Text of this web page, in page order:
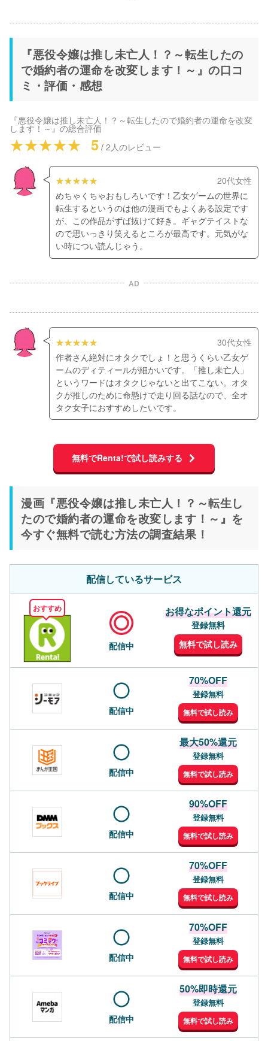
『悪役令嬢は推し未亡人！？～転生したの
で婚約者の運命を改変します！～』の口コ
ミ・評価・感想
『悪役令嬢は推し未亡人！？～転生したので婚約者の運命を改変
します！～』の総合評価
5 / 2 人のレビュー
20代女性
めちゃくちゃおもしろいです！乙女ゲームの世界に
転生するというのは他の漫画でもよくある設定です
が、この作品がずば抜けて好き。ギャグテイストな
ので思いっきり笑えるところが最高です。元気がな
い時につい読んじゃう。
AD
30代女性
作者さん絶対にオタクでしょ！と思うくらい乙女ゲ
ームのディティールが細かいです。「推し未亡人」
というワードはオタクじゃないと出てこない。オタ
クが推しのために命懸けで走り回る話なので、全オ
タク女子におすすめしたいです。
無料でRenta!で試し読みする
漫画『悪役令嬢は推し未亡人！？～転生し
たので婚約者の運命を改変します！～』を
今すぐ無料で読む方法の調査結果！
配信しているサービス
おすすめ
配信中
お得なポイント還元
登録無料
無料で試し読み
配信中
70%OFF
登録無料
無料で試し読み
配信中
最大50%還元
登録無料
無料で試し読み
配信中
90%OFF
登録無料
無料で試し読み
配信中
70%OFF
登録無料
無料で試し読み
配信中
70%OFF
登録無料
無料で試し読み
配信中
50%即時還元
登録無料
無料で試し読み